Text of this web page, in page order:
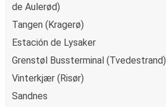
de Aulerød)
Tangen (Kragerø)
Estación de Lysaker
Grenstøl Bussterminal (Tvedestrand)
Vinterkjær (Risør)
Sandnes